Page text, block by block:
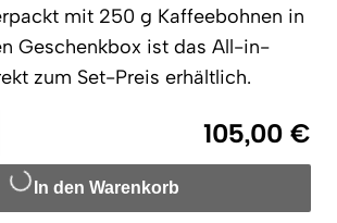
mit 250 g Kaffeebohnen in
Geschenkbox ist das All-in-
zum Set-Preis erhältlich.
105,00 €
In den Warenkorb